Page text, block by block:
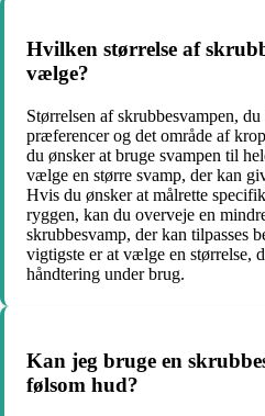
Hvilken størrelse af
vælge?
Størrelsen af skrubbesvampen,
præferencer og det område af
du ønsker at bruge svampen til
vælge en større svamp, der kan
Hvis du ønsker at målrette
ryggen, kan du overveje en
skrubbesvamp, der kan tilpasses
vigtigste er at vælge en størrelse,
håndtering under brug.
Kan jeg bruge en
følsom hud?